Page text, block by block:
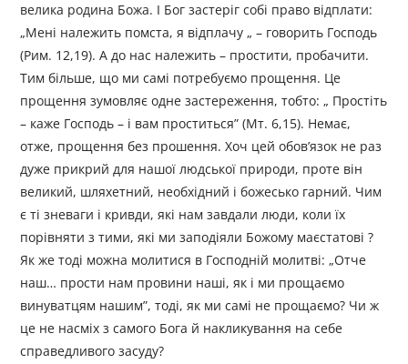
велика родина Божа. І Бог застеріг собі право відплати:
„Мені належить помста, я відплачу „ – говорить Господь
(Рим. 12,19). А до нас належить – простити, пробачити.
Тим більше, що ми самі потребуємо прощення. Це
прощення зумовляє одне застереження, тобто: „ Простіть
– каже Господь – і вам проститься” (Мт. 6,15). Немає,
отже, прощення без прошення. Хоч цей обов’язок не раз
дуже прикрий для нашої людської природи, проте він
великий, шляхетний, необхідний і божесько гарний. Чим
є ті зневаги і кривди, які нам завдали люди, коли їх
порівняти з тими, які ми заподіяли Божому маєстатові ?
Як же тоді можна молитися в Господній молитві: „Отче
наш… прости нам провини наші, як і ми прощаємо
винуватцям нашим”, тоді, як ми самі не прощаємо? Чи ж
це не насміх з самого Бога й накликування на себе
справедливого засуду?